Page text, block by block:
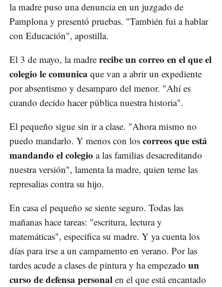
la madre puso una denuncia en un juzgado de
Pamplona y presentó pruebas. "También fui a hablar
con Educación", apostilla.
El 3 de mayo, la madre recibe un correo en el que el
colegio le comunica que van a abrir un expediente
por absentismo y desamparo del menor. "Ahí es
cuando decido hacer pública nuestra historia".
El pequeño sigue sin ir a clase. "Ahora mismo no
puedo mandarlo. Y menos con los correos que está
mandando el colegio a las familias desacreditando
nuestra versión", lamenta la madre, quien teme las
represalias contra su hijo.
En casa el pequeño se siente seguro. Todas las
mañanas hace tareas: "escritura, lectura y
matemáticas", especifica su madre. Y ya cuenta los
días para irse a un campamento en verano. Por las
tardes acude a clases de pintura y ha empezado un
curso de defensa personal en el que está encantado